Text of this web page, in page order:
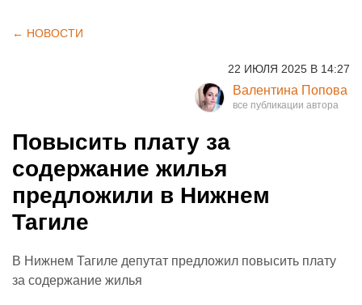
← НОВОСТИ
22 ИЮЛЯ 2025 В 14:27
Валентина Попова
Повысить плату за
содержание жилья
предложили в Нижнем
Тагиле
В Нижнем Тагиле депутат предложил повысить плату
за содержание жилья